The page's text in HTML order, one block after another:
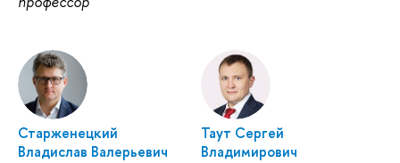
Старженецкий
Владислав Валерьевич
Таут Сергей
Владимирович